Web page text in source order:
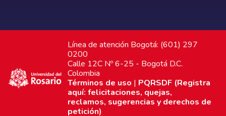
Línea de atención Bogotá: (601) 297
0200
Calle 12C Nº 6-25 - Bogotá D.C.
Colombia
Términos de uso | PQRSDF (Registra
aquí: felicitaciones, quejas,
reclamos, sugerencias y derechos de
petición)